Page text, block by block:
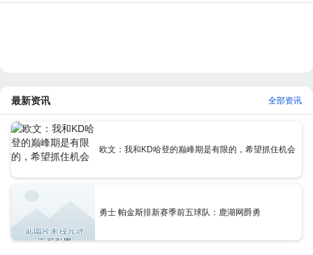
最新资讯 全部资讯
欧文：我和KD哈登的巅峰期是有限的，希望抓住机会
勇士 帕金斯排新赛季前五球队：鹿湖网爵勇